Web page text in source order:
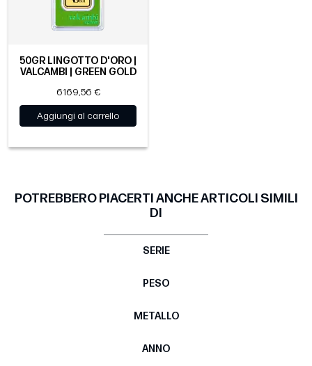
50GR LINGOTTO D'ORO |
VALCAMBI | GREEN GOLD
6169,56 €
Aggiungi al carrello
POTREBBERO PIACERTI ANCHE ARTICOLI SIMILI
DI
SERIE
PESO
METALLO
ANNO